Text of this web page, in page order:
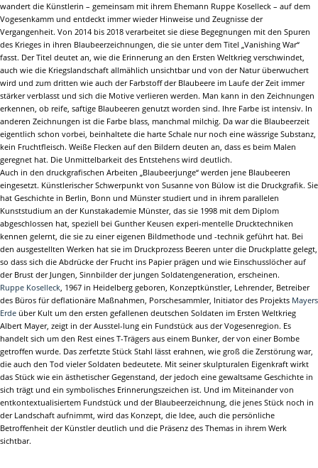
wandert die Künstlerin – gemeinsam mit ihrem Ehemann Ruppe Koselleck – auf dem
Vogesenkamm und entdeckt immer wieder Hinweise und Zeugnisse der
Vergangenheit. Von 2014 bis 2018 verarbeitet sie diese Begegnungen mit den Spuren
des Krieges in ihren Blaubeerzeichnungen, die sie unter dem Titel „Vanishing War“
fasst. Der Titel deutet an, wie die Erinnerung an den Ersten Weltkrieg verschwindet,
auch wie die Kriegslandschaft allmählich unsichtbar und von der Natur überwuchert
wird und zum dritten wie auch der Farbstoff der Blaubeere im Laufe der Zeit immer
stärker verblasst und sich die Motive verlieren werden. Man kann in den Zeichnungen
erkennen, ob reife, saftige Blaubeeren genutzt worden sind. Ihre Farbe ist intensiv. In
anderen Zeichnungen ist die Farbe blass, manchmal milchig. Da war die Blaubeerzeit
eigentlich schon vorbei, beinhaltete die harte Schale nur noch eine wässrige Substanz,
kein Fruchtfleisch. Weiße Flecken auf den Bildern deuten an, dass es beim Malen
geregnet hat. Die Unmittelbarkeit des Entstehens wird deutlich.
Auch in den druckgrafischen Arbeiten „Blaubeerjunge“ werden jene Blaubeeren
eingesetzt. Künstlerischer Schwerpunkt von Susanne von Bülow ist die Druckgrafik. Sie
hat Geschichte in Berlin, Bonn und Münster studiert und in ihrem parallelen
Kunststudium an der Kunstakademie Münster, das sie 1998 mit dem Diplom
abgeschlossen hat, speziell bei Gunther Keusen experi-mentelle Drucktechniken
kennen gelernt, die sie zu einer eigenen Bildmethode und -technik geführt hat. Bei
den ausgestellten Werken hat sie im Druckprozess Beeren unter die Druckplatte gelegt,
so dass sich die Abdrücke der Frucht ins Papier prägen und wie Einschusslöcher auf
der Brust der Jungen, Sinnbilder der jungen Soldatengeneration, erscheinen.
Ruppe Koselleck, 1967 in Heidelberg geboren, Konzeptkünstler, Lehrender, Betreiber
des Büros für deflationäre Maßnahmen, Porschesammler, Initiator des Projekts Mayers
Erde über Kult um den ersten gefallenen deutschen Soldaten im Ersten Weltkrieg
Albert Mayer, zeigt in der Ausstel-lung ein Fundstück aus der Vogesenregion. Es
handelt sich um den Rest eines T-Trägers aus einem Bunker, der von einer Bombe
getroffen wurde. Das zerfetzte Stück Stahl lässt erahnen, wie groß die Zerstörung war,
die auch den Tod vieler Soldaten bedeutete. Mit seiner skulpturalen Eigenkraft wirkt
das Stück wie ein ästhetischer Gegenstand, der jedoch eine gewaltsame Geschichte in
sich trägt und ein symbolisches Erinnerungszeichen ist. Und im Miteinander von
entkontextualisiertem Fundstück und der Blaubeerzeichnung, die jenes Stück noch in
der Landschaft aufnimmt, wird das Konzept, die Idee, auch die persönliche
Betroffenheit der Künstler deutlich und die Präsenz des Themas in ihrem Werk
sichtbar.